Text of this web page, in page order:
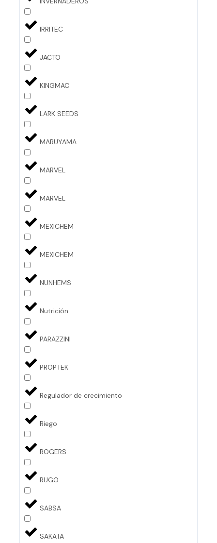
IRRITEC
JACTO
KINGMAC
LARK SEEDS
MARUYAMA
MARVEL
MARVEL
MEXICHEM
MEXICHEM
NUNHEMS
Nutrición
PARAZZINI
PROPTEK
Regulador de crecimiento
Riego
ROGERS
RUGO
SABSA
SAKATA